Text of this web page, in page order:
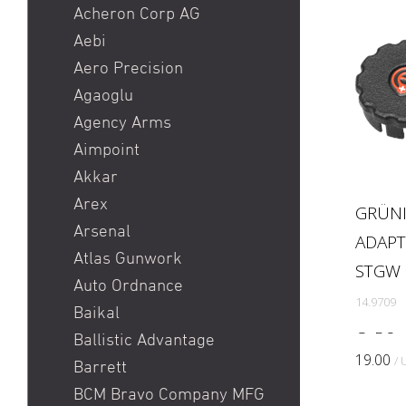
Heckler & Koch MR223 /
Heckler & Koch 416
Holosun HS510C / Holosun
407C
Pistole
Red Dot
Ringkorn stgw 90 / Stgw
90 Ringkorn
Sig P210 / Sig P49
Sig P226 / Sig P228
Sig P320 Legion / Sig
P320 AXG
Sig P320 M17 / Sig P320
M18
Sig P322
Acheron Corp AG
Aebi
Aero Precision
Agaoglu
Agency Arms
Aimpoint
Akkar
Arex
Arsenal
Atlas Gunwork
Auto Ordnance
Baikal
Ballistic Advantage
Barrett
BCM Bravo Company MFG
14.9709
G+E
19.00 /